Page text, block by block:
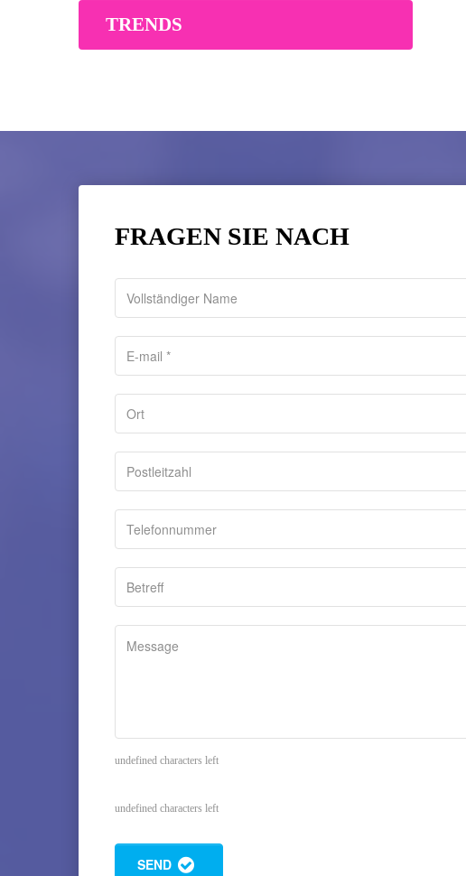
TRENDS
FRAGEN SIE NACH
undefined characters left
undefined characters left
SEND